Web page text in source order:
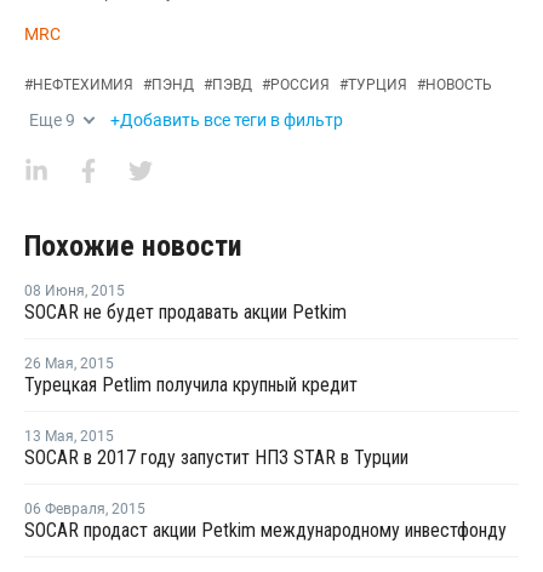
MRC
#НЕФТЕХИМИЯ #ПЭНД #ПЭВД #РОССИЯ #ТУРЦИЯ #НОВОСТЬ
Еще9 +Добавить все теги в фильтр
Похожие новости
08 Июня, 2015
SOCAR не будет продавать акции Petkim
26 Мая, 2015
Турецкая Petlim получила крупный кредит
13 Мая, 2015
SOCAR в 2017 году запустит НПЗ STAR в Турции
06 Февраля, 2015
SOCAR продаст акции Petkim международному инвестфонду